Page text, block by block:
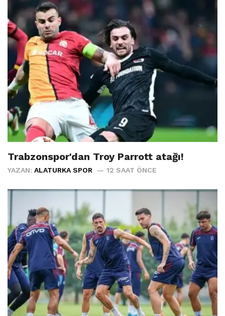
Trabzonspor'dan Troy Parrott atağı!
YAZAN: ALATURKA SPOR 12 SAAT ÖNCE